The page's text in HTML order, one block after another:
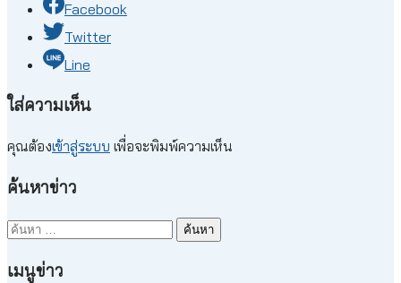
Facebook
Twitter
Line
ใส่ความเห็น
คุณต้องเข้าสู่ระบบ เพื่อจะพิมพ์ความเห็น
ค้นหาข่าว
ค้นหา
เมนูข่าว